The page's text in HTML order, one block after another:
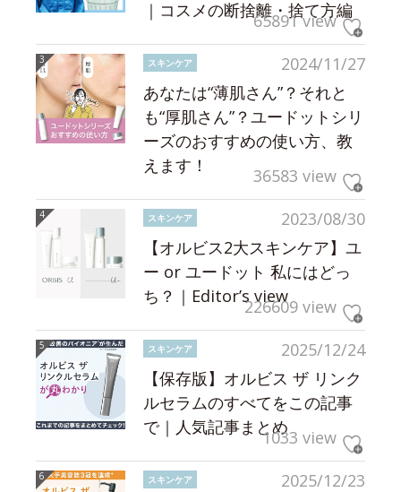
｜コスメの断捨離・捨て方編
65891 view
2024/11/27
スキンケア
あなたは“薄肌さん”？それと
も“厚肌さん”？ユードットシリ
ーズのおすすめの使い方、教
えます！
36583 view
2023/08/30
スキンケア
【オルビス2大スキンケア】ユ
ー or ユードット 私にはどっ
ち？｜Editor’s view226609 view
2025/12/24
スキンケア
【保存版】オルビス ザ リンク
ルセラムのすべてをこの記事
で｜人気記事まとめ1033 view
2025/12/23
スキンケア